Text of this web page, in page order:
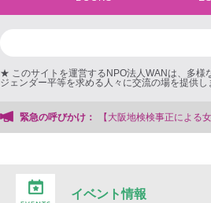
★ このサイトを運営するNPO法人WANは、多様
ジェンダー平等を求める人々に交流の場を提供し
緊急の呼びかけ：
【大阪地検検事正による女性検事へ
イベント情報